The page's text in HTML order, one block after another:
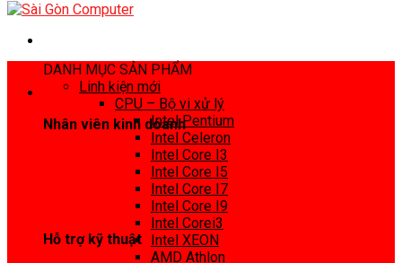
Nhân viên kinh doanh
Hỗ trợ kỹ thuật
DANH MỤC SẢN PHẨM
Linh kiện mới
CPU – Bộ vi xử lý
Intel Pentium
Intel Celeron
Intel Core I3
Intel Core I5
Intel Core I7
Intel Core I9
Intel Corei3
Intel XEON
AMD Athlon